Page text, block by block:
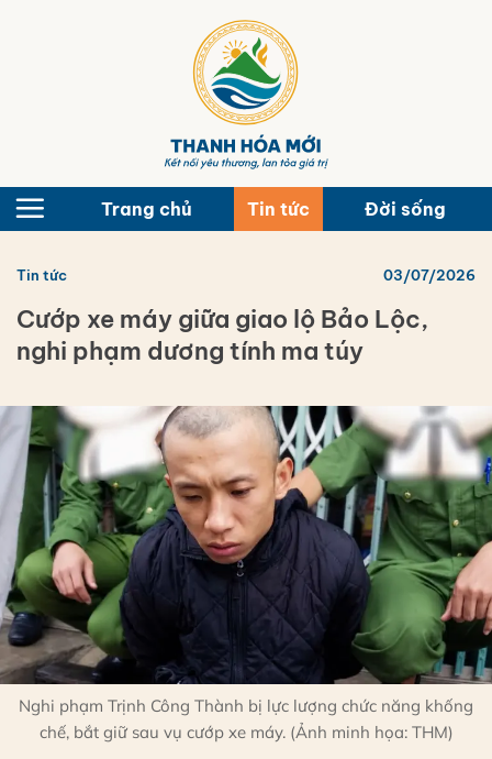
Trang chủ Tin tức Đời sống
Tin tức 03/07/2026
Cướp xe máy giữa giao lộ Bảo Lộc,
nghi phạm dương tính ma túy
Nghi phạm Trịnh Công Thành bị lực lượng chức năng khống
chế, bắt giữ sau vụ cướp xe máy. (Ảnh minh họa: THM)